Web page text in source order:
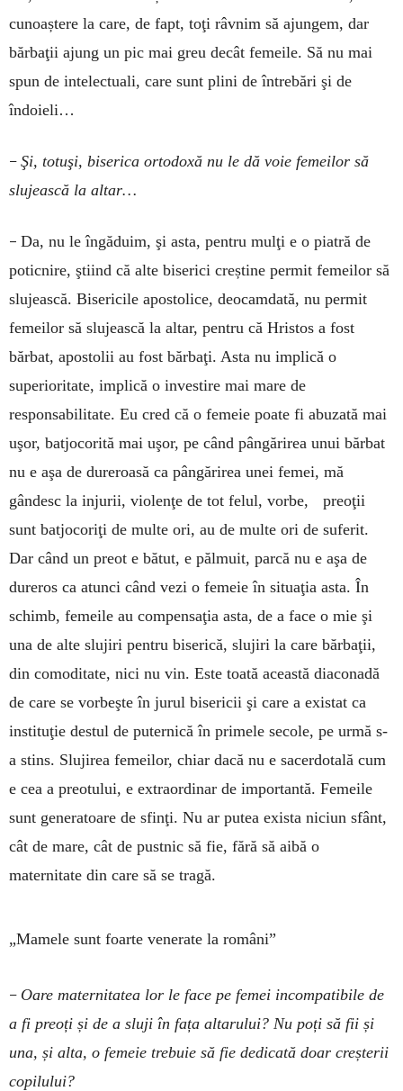
cunoaștere la care, de fapt, toţi râvnim să ajungem, dar
bărbaţii ajung un pic mai greu decât femeile. Să nu mai
spun de intelectuali, care sunt plini de întrebări şi de
îndoieli…
– Şi, totuşi, biserica ortodoxă nu le dă voie femeilor să
slujească la altar…
– Da, nu le îngăduim, şi asta, pentru mulţi e o piatră de
poticnire, ştiind că alte biserici creștine permit femeilor să
slujească. Bisericile apostolice, deocamdată, nu permit
femeilor să slujească la altar, pentru că Hristos a fost
bărbat, apostolii au fost bărbaţi. Asta nu implică o
superioritate, implică o investire mai mare de
responsabilitate. Eu cred că o femeie poate fi abuzată mai
uşor, batjocorită mai uşor, pe când pângărirea unui bărbat
nu e aşa de dureroasă ca pângărirea unei femei, mă
gândesc la injurii, violenţe de tot felul, vorbe, preoţii
sunt batjocoriţi de multe ori, au de multe ori de suferit.
Dar când un preot e bătut, e pălmuit, parcă nu e aşa de
dureros ca atunci când vezi o femeie în situaţia asta. În
schimb, femeile au compensaţia asta, de a face o mie şi
una de alte slujiri pentru biserică, slujiri la care bărbaţii,
din comoditate, nici nu vin. Este toată această diaconadă
de care se vorbeşte în jurul bisericii şi care a existat ca
instituţie destul de puternică în primele secole, pe urmă s-
a stins. Slujirea femeilor, chiar dacă nu e sacerdotală cum
e cea a preotului, e extraordinar de importantă. Femeile
sunt generatoare de sfinţi. Nu ar putea exista niciun sfânt,
cât de mare, cât de pustnic să fie, fără să aibă o
maternitate din care să se tragă.
„Mamele sunt foarte venerate la români”
– Oare maternitatea lor le face pe femei incompatibile de
a fi preoți și de a sluji în fața altarului? Nu poți să fii și
una, și alta, o femeie trebuie să fie dedicată doar creșterii
copilului?